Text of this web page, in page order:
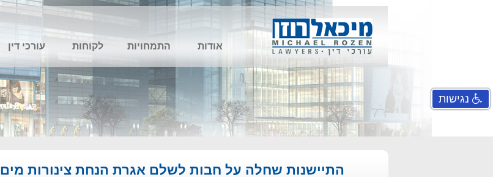
אודות התמחויות לקוחות עורכי דין
התיישנות שחלה על חבות לשלם אגרת הנחת צינורות מים
נגישות